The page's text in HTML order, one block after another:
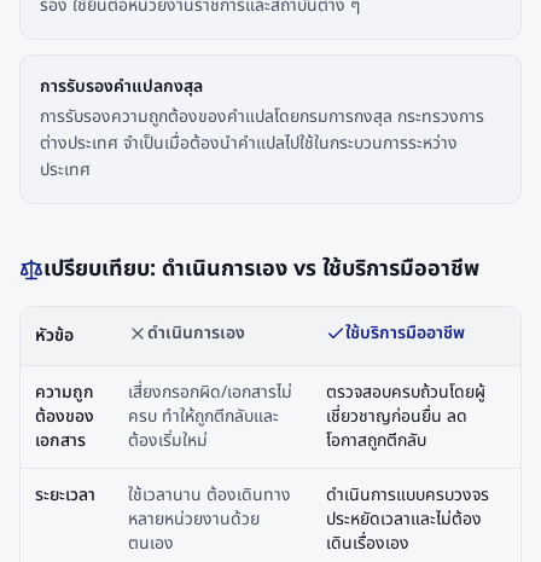
รอง ใช้ยื่นต่อหน่วยงานราชการและสถาบันต่าง ๆ
การรับรองคำแปลกงสุล
การรับรองความถูกต้องของคำแปลโดยกรมการกงสุล กระทรวงการ
ต่างประเทศ จำเป็นเมื่อต้องนำคำแปลไปใช้ในกระบวนการระหว่าง
ประเทศ
เปรียบเทียบ: ดำเนินการเอง vs ใช้บริการมืออาชีพ
หัวข้อ ดำเนินการเอง ใช้บริการมืออาชีพ
ความถูก
ต้องของ
เอกสาร
เสี่ยงกรอกผิด/เอกสารไม่
ครบ ทำให้ถูกตีกลับและ
ต้องเริ่มใหม่
ตรวจสอบครบถ้วนโดยผู้
เชี่ยวชาญก่อนยื่น ลด
โอกาสถูกตีกลับ
ระยะเวลา
ใช้เวลานาน ต้องเดินทาง
หลายหน่วยงานด้วย
ตนเอง
ดำเนินการแบบครบวงจร
ประหยัดเวลาและไม่ต้อง
เดินเรื่องเอง